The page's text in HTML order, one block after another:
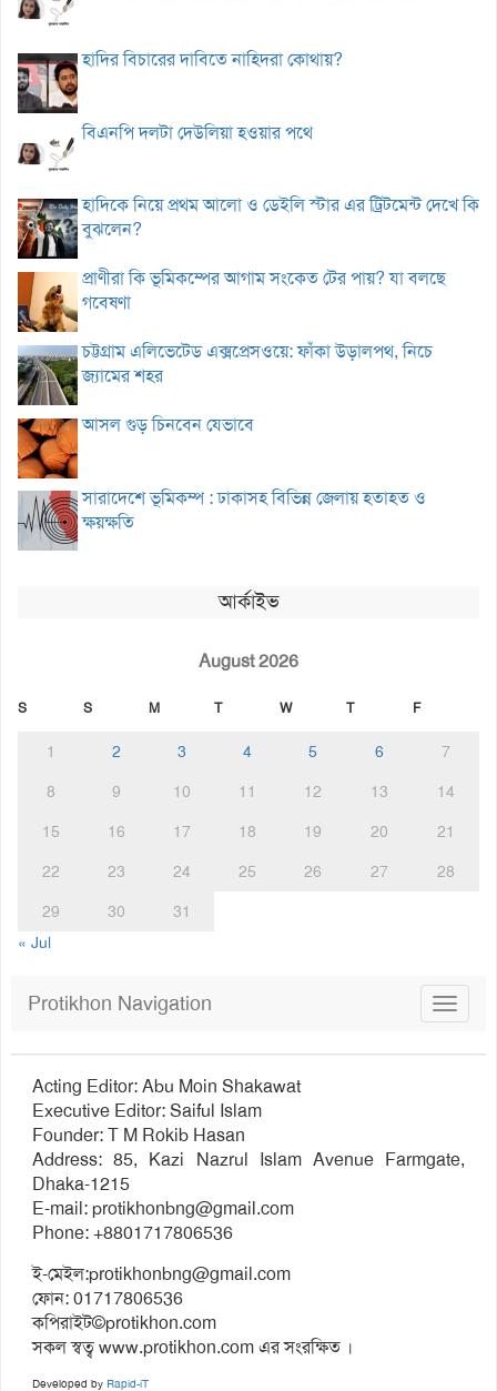
হাদির বিচারের দাবিতে নাহিদরা কোথায়?
বিএনপি দলটা দেউলিয়া হওয়ার পথে
হাদিকে নিয়ে প্রথম আলো ও ডেইলি স্টার এর ট্রিটমেন্ট দেখে কি
বুঝলেন?
প্রাণীরা কি ভূমিকম্পের আগাম সংকেত টের পায়? যা বলছে
গবেষণা
চট্টগ্রাম এলিভেটেড এক্সপ্রেসওয়ে: ফাঁকা উড়ালপথ, নিচে
জ্যামের শহর
আসল গুড় চিনবেন যেভাবে
সারাদেশে ভূমিকম্প : ঢাকাসহ বিভিন্ন জেলায় হতাহত ও
ক্ষয়ক্ষতি
আর্কাইভ
August 2026
S S M T W T F
1 2 3 4 5 6
7
8
9 10 11 12 13
14
15
16 17 18 19 20
21
22
23 24 25 26 27
28
29
30
31
« Jul
Toggle
Protikhon Navigation
Acting Editor: Abu Moin Shakawat
Executive Editor: Saiful Islam
Founder: T M Rokib Hasan
Address: 85, Kazi Nazrul Islam Avenue Farmgate,
Dhaka-1215
E-mail:protikhonbng@gmail.com
Phone: +8801717806536
ই-মেইল:protikhonbng@gmail.com
ফোন: 01717806536
কপিরাইট©protikhon.com
সকল স্বত্ব www.protikhon.com এর সংরক্ষিত ।
Developed by Rapid-iT